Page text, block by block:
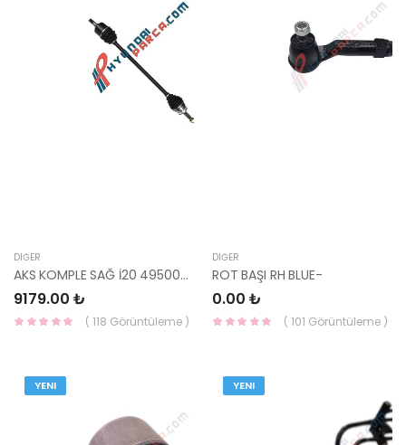
DIĞER
AKS KOMPLE SAĞ İ20 49500-1J350-YS
9179.00 ₺
( 118 Görüntüleme )
DIĞER
ROT BAŞI RH BLUE-
0.00 ₺
( 101 Görüntüleme )
YENI YENI